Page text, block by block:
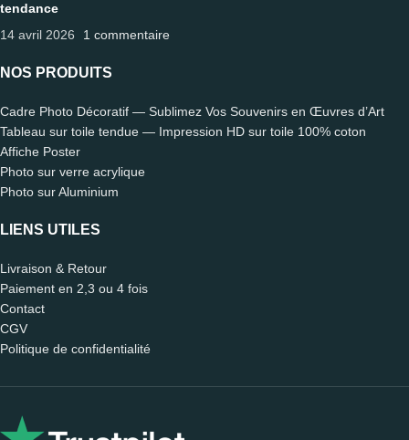
tendance
14 avril 2026
1 commentaire
NOS PRODUITS
Cadre Photo Décoratif — Sublimez Vos Souvenirs en Œuvres d’Art
Tableau sur toile tendue — Impression HD sur toile 100% coton
Affiche Poster
Photo sur verre acrylique
Photo sur Aluminium
LIENS UTILES
Livraison & Retour
Paiement en 2,3 ou 4 fois
Contact
CGV
Politique de confidentialité
CONSEILLER DÉCO · EN LIGNE 🟢